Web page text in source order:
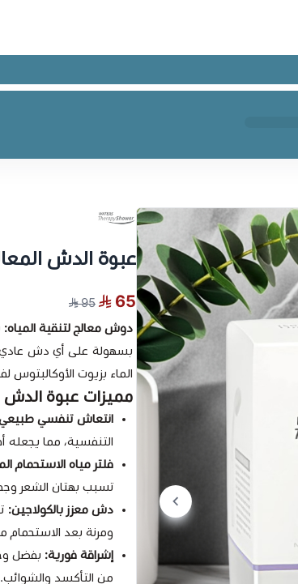
عبوة الدش
65
95
دوش معالج لتنقية المياه:
بسهولة على أي دش عادي.
الماء بزيوت
مميزات عبوة الدش
انتعاش تنفسي
التنفسية، مما يجعله
فلتر مياه الاستحمام
تسبب بهتان الشعر
دش معزز بالكولاجين:
ومرنة بعد الاستحمام
إشراقة فورية: بفضل
من التأكسد والشوائب.